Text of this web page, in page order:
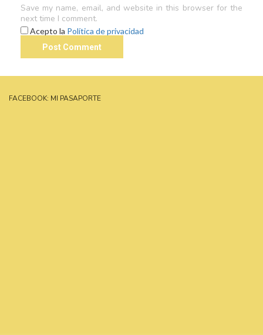
Save my name, email, and website in this browser for the
next time I comment.
Acepto la Política de privacidad
FACEBOOK: MI PASAPORTE